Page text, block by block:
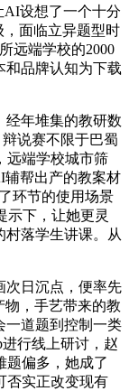
AI设想了一个十分
，面临立异题型时
远端学校的2000
和品牌认知为下载
年堆集的教研数
说赛不限于巴蜀
远端学校城市筛
辅帮出产的教案材
环节的使用场景
示下，让她更灵
村落学生讲课。从
日沉点，便率先
物，手艺带来的教
一道题到控制一类
行线上研讨，赵
题偏多，她成了
否实正改变现有